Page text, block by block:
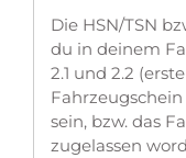
Die HSN/TSN
du in deinem
2.1 und 2.2
sein, bzw. das
zugelassen